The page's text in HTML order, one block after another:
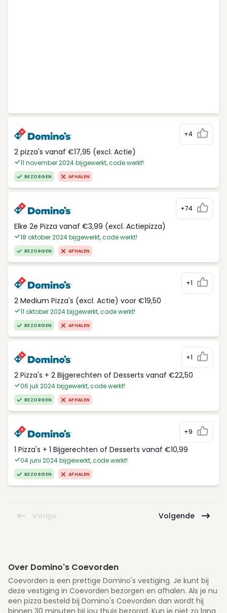
+4
2 pizza's vanaf €17,95 (excl. Actie)
11 november 2024 bijgewerkt, code werkt!
BEZORGEN AFHALEN
+74
Elke 2e Pizza vanaf €3,99 (excl. Actiepizza)
18 oktober 2024 bijgewerkt, code werkt!
BEZORGEN AFHALEN
+1
2 Medium Pizza's (excl. Actie) voor €19,50
11 oktober 2024 bijgewerkt, code werkt!
BEZORGEN AFHALEN
+1
2 Pizza's + 2 Bijgerechten of Desserts vanaf €22,50
06 juli 2024 bijgewerkt, code werkt!
BEZORGEN AFHALEN
+9
1 Pizza's + 1 Bijgerechten of Desserts vanaf €10,99
04 juni 2024 bijgewerkt, code werkt!
BEZORGEN AFHALEN
Vorige Volgende
Over Domino's Coevorden
Coevorden is een prettige Domino's vestiging. Je kunt bij
deze vestiging in Coevorden bezorgen en afhalen. Als je nu
een pizza besteld bij Domino's Coevorden dan wordt hij
binnen 30 minuten bij jou thuis bezorgd. Kun je niet zo lang